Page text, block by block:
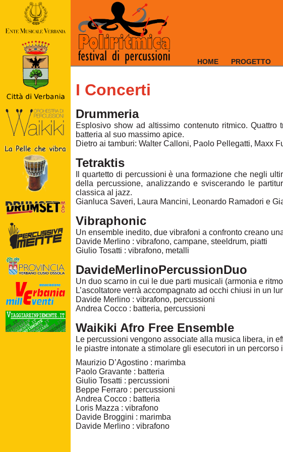
HOME PROGETTO
I Concerti
Drummeria
Esplosivo show ad altissimo contenuto ritmico.
batteria al suo massimo apice.
Dietro ai tamburi: Walter Calloni, Paolo Pellegatti, Maxx
Tetraktis
Il quartetto di percussioni è una formazione che negli
della percussione, analizzando e sviscerando le
classica al jazz.
Gianluca Saveri, Laura Mancini, Leonardo Ramadori e
Vibraphonic
Un ensemble inedito, due vibrafoni a confronto creano
Davide Merlino : vibrafono, campane, steeldrum, piatti
Giulio Tosatti : vibrafono, metalli
DavideMerlinoPercussionDuo
Un duo scarno in cui le due parti musicali (armonia e
L’ascoltatore verrà accompagnato ad occhi chiusi in un
Davide Merlino : vibrafono, percussioni
Andrea Cocco : batteria, percussioni
Waikiki Afro Free Ensemble
Le percussioni vengono associate alla musica libera, in
le piastre intonate a stimolare gli esecutori in un
Maurizio D’Agostino : marimba
Paolo Gravante : batteria
Giulio Tosatti : percussioni
Beppe Ferraro : percussioni
Andrea Cocco : batteria
Loris Mazza : vibrafono
Davide Broggini : marimba
Davide Merlino : vibrafono